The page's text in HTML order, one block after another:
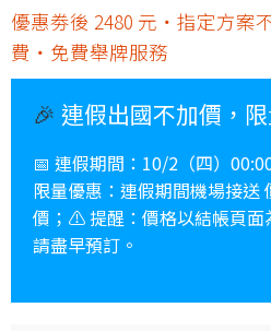
優惠劵後 2480 元・指定方案
費・免費舉牌服務
🎉 連假出國不加價，
📅 連假期間 ：10/2（四）
限量優惠 ：連假期間機場接送
價；⚠️提醒 ：價格以結帳頁面
請盡早預訂。